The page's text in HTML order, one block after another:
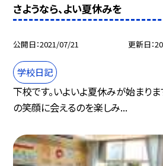
さようなら、よい夏休みを
公開日 2021/07/21 更新日
学校日記
下校です。いよいよ夏休みが始まりま
の笑顔に会えるのを楽しみ...